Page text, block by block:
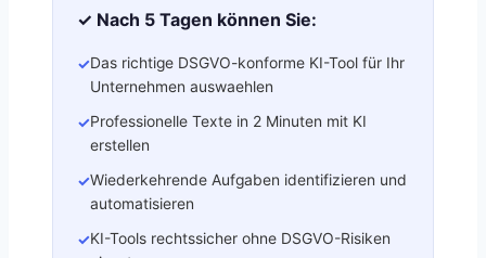
✓ Nach 5 Tagen können Sie:
✓Das richtige DSGVO-konforme KI-Tool für Ihr
Unternehmen auswaehlen
✓Professionelle Texte in 2 Minuten mit KI
erstellen
✓Wiederkehrende Aufgaben identifizieren und
automatisieren
✓KI-Tools rechtssicher ohne DSGVO-Risiken